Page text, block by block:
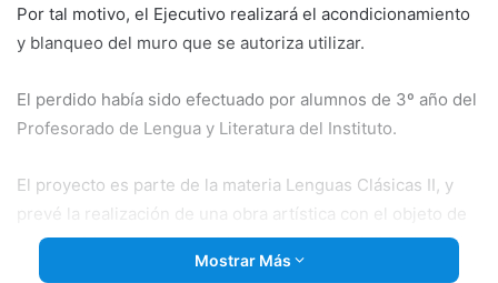
Por tal motivo, el Ejecutivo realizará el acondicionamiento
y blanqueo del muro que se autoriza utilizar.
El perdido había sido efectuado por alumnos de 3º año del
Profesorado de Lengua y Literatura del Instituto.
El proyecto es parte de la materia Lenguas Clásicas II, y
prevé la realización de una obra artística con el objeto de
compartirla con la comunidad, en un lugar visible desde la
vía pública.-
Mostrar Más